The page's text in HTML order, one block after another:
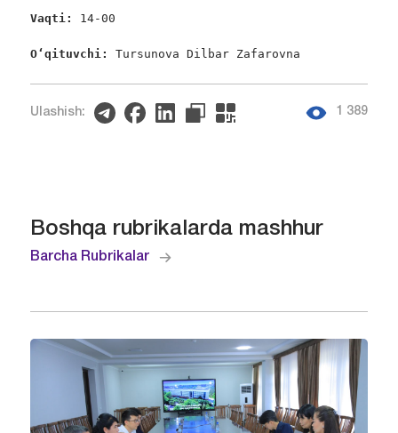
Vaqti: 14-00
O‘qituvchi: Tursunova Dilbar Zafarovna
Ulashish: 1 389
Boshqa rubrikalarda mashhur
Barcha Rubrikalar